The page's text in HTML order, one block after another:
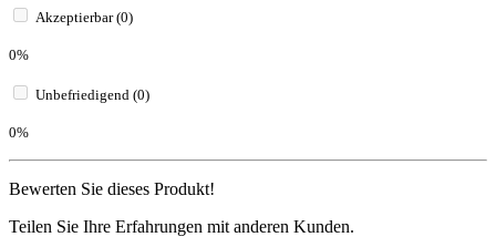
Akzeptierbar (0)
0%
Unbefriedigend (0)
0%
Bewerten Sie dieses Produkt!
Teilen Sie Ihre Erfahrungen mit anderen Kunden.